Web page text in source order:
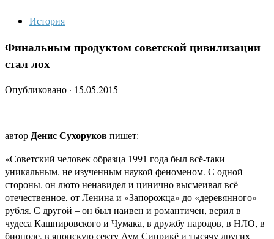
История
Финальным продуктом советской цивилизации
стал лох
Опубликовано · 15.05.2015
авторДенис Сухоруковпишет:
«Советский человек образца 1991 года был всё-таки
уникальным, не изученным наукой феноменом. С одной
стороны, он люто ненавидел и цинично высмеивал всё
отечественное, от Ленина и «Запорожца» до «деревянного»
рубля. С другой – он был наивен и романтичен, верил в
чудеса Кашпировского и Чумака, в дружбу народов, в НЛО, в
биополе, в японскую секту Аум Синрикё и тысячу других